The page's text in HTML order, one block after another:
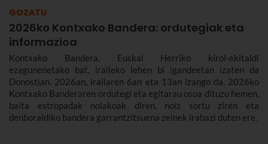
GOZATU
2026ko Kontxako Bandera: ordutegiak eta
informazioa
Kontxako Bandera, Euskal Herriko kirol-ekitaldi
ezagunenetako bat, iraileko lehen bi igandeetan izaten da
Donostian. 2026an, irailaren 6an eta 13an izango da. 2026ko
Kontxako Banderaren ordutegi eta egitarau osoa dituzu hemen,
baita estropadak nolakoak diren, noiz sortu ziren eta
denboraldiko bandera garrantzitsuena zeinek irabazi duten ere.